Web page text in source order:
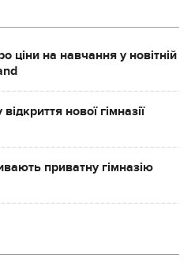
ціни на навчання у новітній
нової гімназії
приватну гімназію